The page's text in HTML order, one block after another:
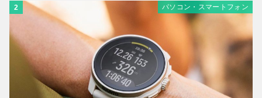
2 パソコン・スマートフォン